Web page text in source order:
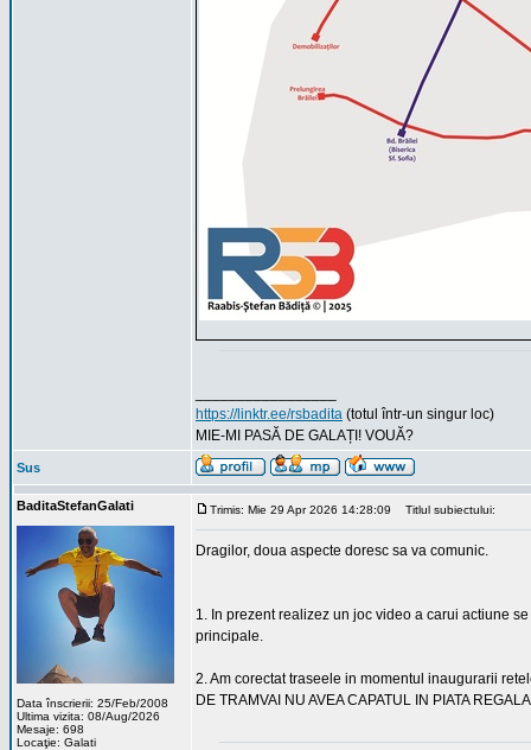
https://linktr.ee/rsbadita (totul într-un singur loc)
MIE-MI PASĂ DE GALAȚI! VOUĂ?
Sus
BaditaStefanGalati
Data înscrierii: 25/Feb/2008
Ultima vizita: 08/Aug/2026
Mesaje: 698
Locaţie: Galati
Trimis: Mie 29 Apr 2026 14:28:09 Titlul subiectului:
Dragilor, doua aspecte doresc sa va comunic.
1. In prezent realizez un joc video a carui actiune
principale.
2. Am corectat traseele in momentul inaugurarii
DE TRAMVAI NU AVEA CAPATUL IN PIATA